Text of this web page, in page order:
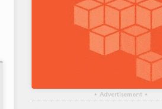
▴ Advertisement ▴